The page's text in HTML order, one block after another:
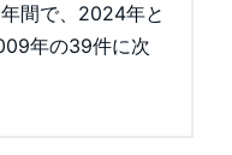
間で、2024年と
年の39件に次